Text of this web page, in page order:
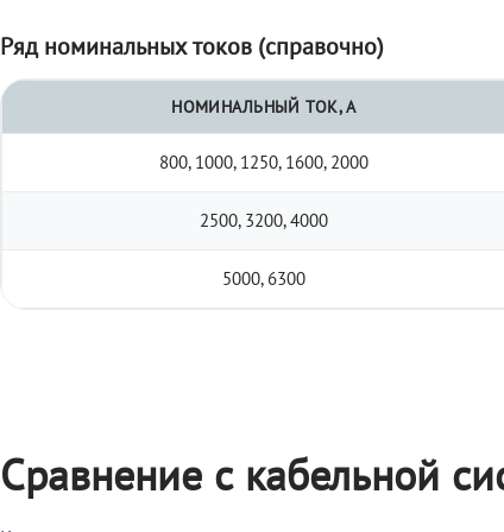
Ряд номинальных токов (справочно)
НОМИНАЛЬНЫЙ ТОК, А
800, 1000, 1250, 1600, 2000
2500, 3200, 4000
5000, 6300
Сравнение с кабельной